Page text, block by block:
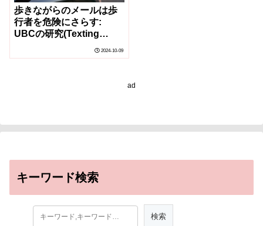
歩きながらのメールは歩
行者を危険にさらす:
UBCの研究(Texting
pedestrians in danger:
2024-10-09
ad
キーワード検索